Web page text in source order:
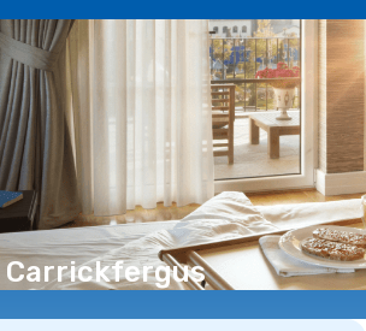
PT(€)
Carrickfergus